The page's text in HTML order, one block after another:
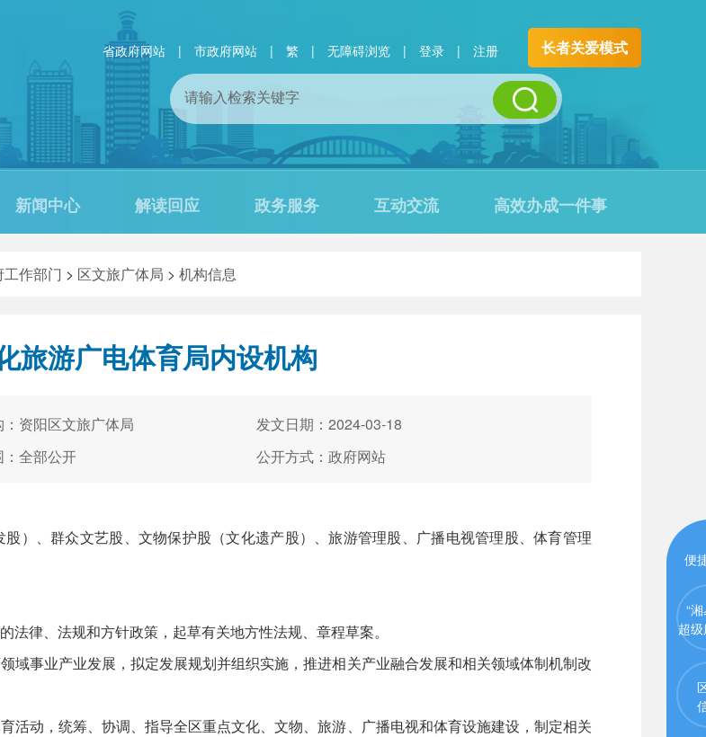
省政府网站 | 市政府网站 | 繁 | 无障碍浏览 | 登录 | 注册 长者关爱模式
新闻中心 解读回应 政务服务 互动交流 高效办成一件事
作部门 > 区文旅广体局 > 机构信息
旅游广电体育局内设机构
资阳区文旅广体局
发文日期：2024-03-18
全部公开 公开方式：政府网站
、群众文艺股、文物保护股（文化遗产股）、旅游管理股、广播电视管理股、体育管理
律、法规和方针政策，起草有关地方性法规、章程草案。
事业产业发展，拟定发展规划并组织实施，推进相关产业融合发展和相关领域体制机制改
动，统筹、协调、指导全区重点文化、文物、旅游、广播电视和体育设施建设，制定相关
便
“
超